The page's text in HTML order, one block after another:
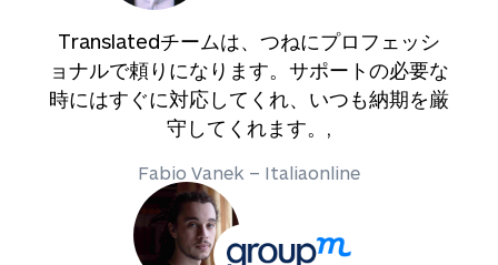
Translatedチームは、つねにプロフェッシ
ョナルで頼りになります。サポートの必要な
時にはすぐに対応してくれ、いつも納期を厳
守してくれます。,
Fabio Vanek – Italiaonline